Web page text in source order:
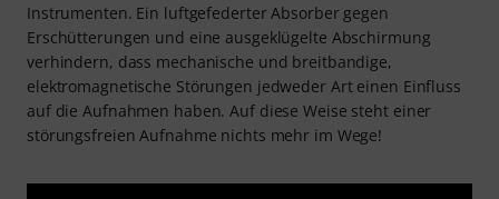
Instrumenten. Ein luftgefederter Absorber gegen
Erschütterungen und eine ausgeklügelte Abschirmung
verhindern, dass mechanische und breitbandige,
elektromagnetische Störungen jedweder Art einen Einfluss
auf die Aufnahmen haben. Auf diese Weise steht einer
störungsfreien Aufnahme nichts mehr im Wege!